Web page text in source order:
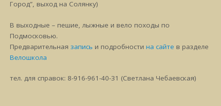
Город”, выход на Солянку)
В выходные – пешие, лыжные и вело походы по
Подмосковью.
Предварительнаязапись и подробностина сайте в разделе
Велошкола
тел. для справок: 8-916-961-40-31 (Светлана Чебаевская)